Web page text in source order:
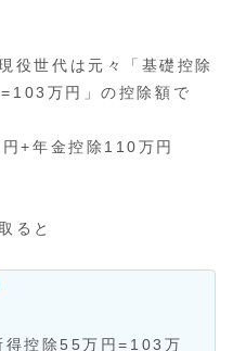
役世代は元々「基礎控除
万円」の控除額で
+年金控除110万円
ると
得控除55万円=103万